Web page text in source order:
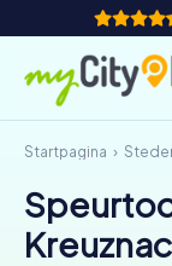
Hoe het
Steden
Startpagina